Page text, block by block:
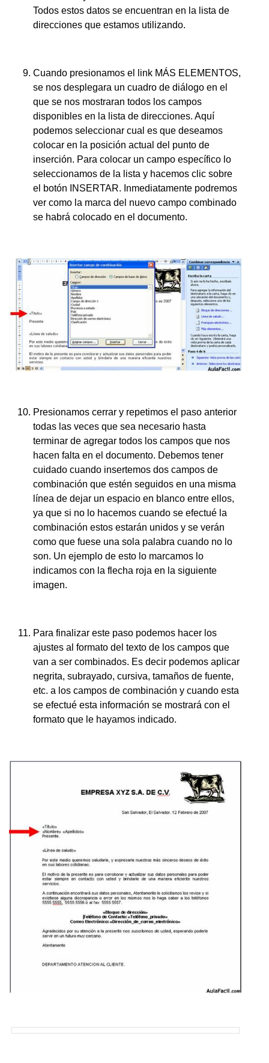
Todos estos datos se encuentran en la lista de
direcciones que estamos utilizando.
Cuando presionamos el link MÁS ELEMENTOS,
se nos desplegara un cuadro de diálogo en el
que se nos mostraran todos los campos
disponibles en la lista de direcciones. Aquí
podemos seleccionar cual es que deseamos
colocar en la posición actual del punto de
inserción. Para colocar un campo específico lo
seleccionamos de la lista y hacemos clic sobre
el botón INSERTAR. Inmediatamente podremos
ver como la marca del nuevo campo combinado
se habrá colocado en el documento.
Presionamos cerrar y repetimos el paso anterior
todas las veces que sea necesario hasta
terminar de agregar todos los campos que nos
hacen falta en el documento. Debemos tener
cuidado cuando insertemos dos campos de
combinación que estén seguidos en una misma
línea de dejar un espacio en blanco entre ellos,
ya que si no lo hacemos cuando se efectué la
combinación estos estarán unidos y se verán
como que fuese una sola palabra cuando no lo
son. Un ejemplo de esto lo marcamos lo
indicamos con la flecha roja en la siguiente
imagen.
Para finalizar este paso podemos hacer los
ajustes al formato del texto de los campos que
van a ser combinados. Es decir podemos aplicar
negrita, subrayado, cursiva, tamaños de fuente,
etc. a los campos de combinación y cuando esta
se efectué esta información se mostrará con el
formato que le hayamos indicado.